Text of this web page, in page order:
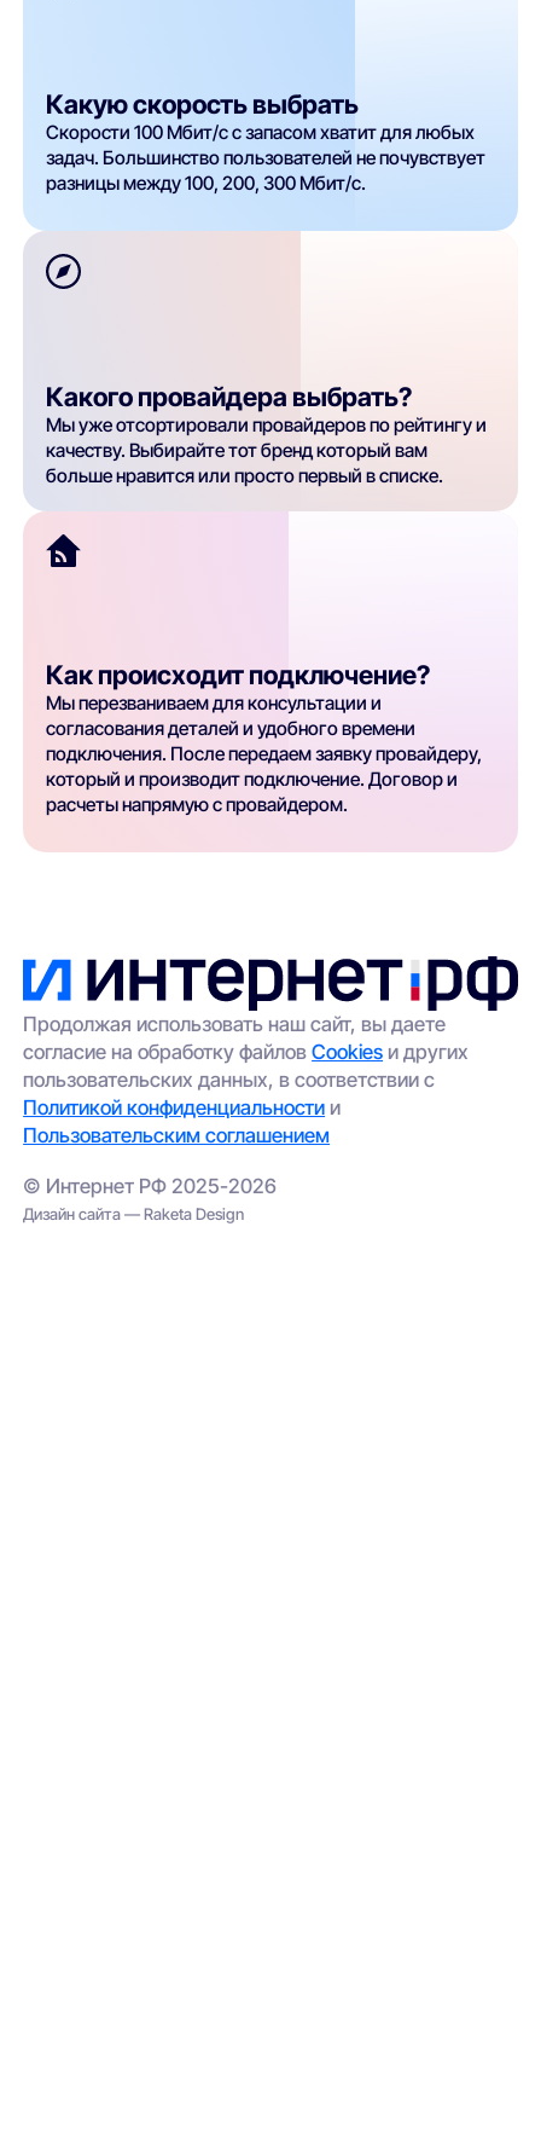
Какую скорость выбрать
Скорости 100 Мбит/с с запасом хватит для любых
задач. Большинство пользователей не почувствует
разницы между 100, 200, 300 Мбит/с.
Какого провайдера выбрать?
Мы уже отсортировали провайдеров по рейтингу и
качеству. Выбирайте тот бренд который вам
больше нравится или просто первый в списке.
Как происходит подключение?
Мы перезваниваем для консультации и
согласования деталей и удобного времени
подключения. После передаем заявку провайдеру,
который и производит подключение. Договор и
расчеты напрямую с провайдером.
Продолжая использовать наш сайт, вы даете
согласие на обработку файловCookies и других
пользовательских данных, в соответствии с
Политикой конфиденциальности и
Пользовательским соглашением
© Интернет РФ 2025-2026
Дизайн сайта — Raketa Design